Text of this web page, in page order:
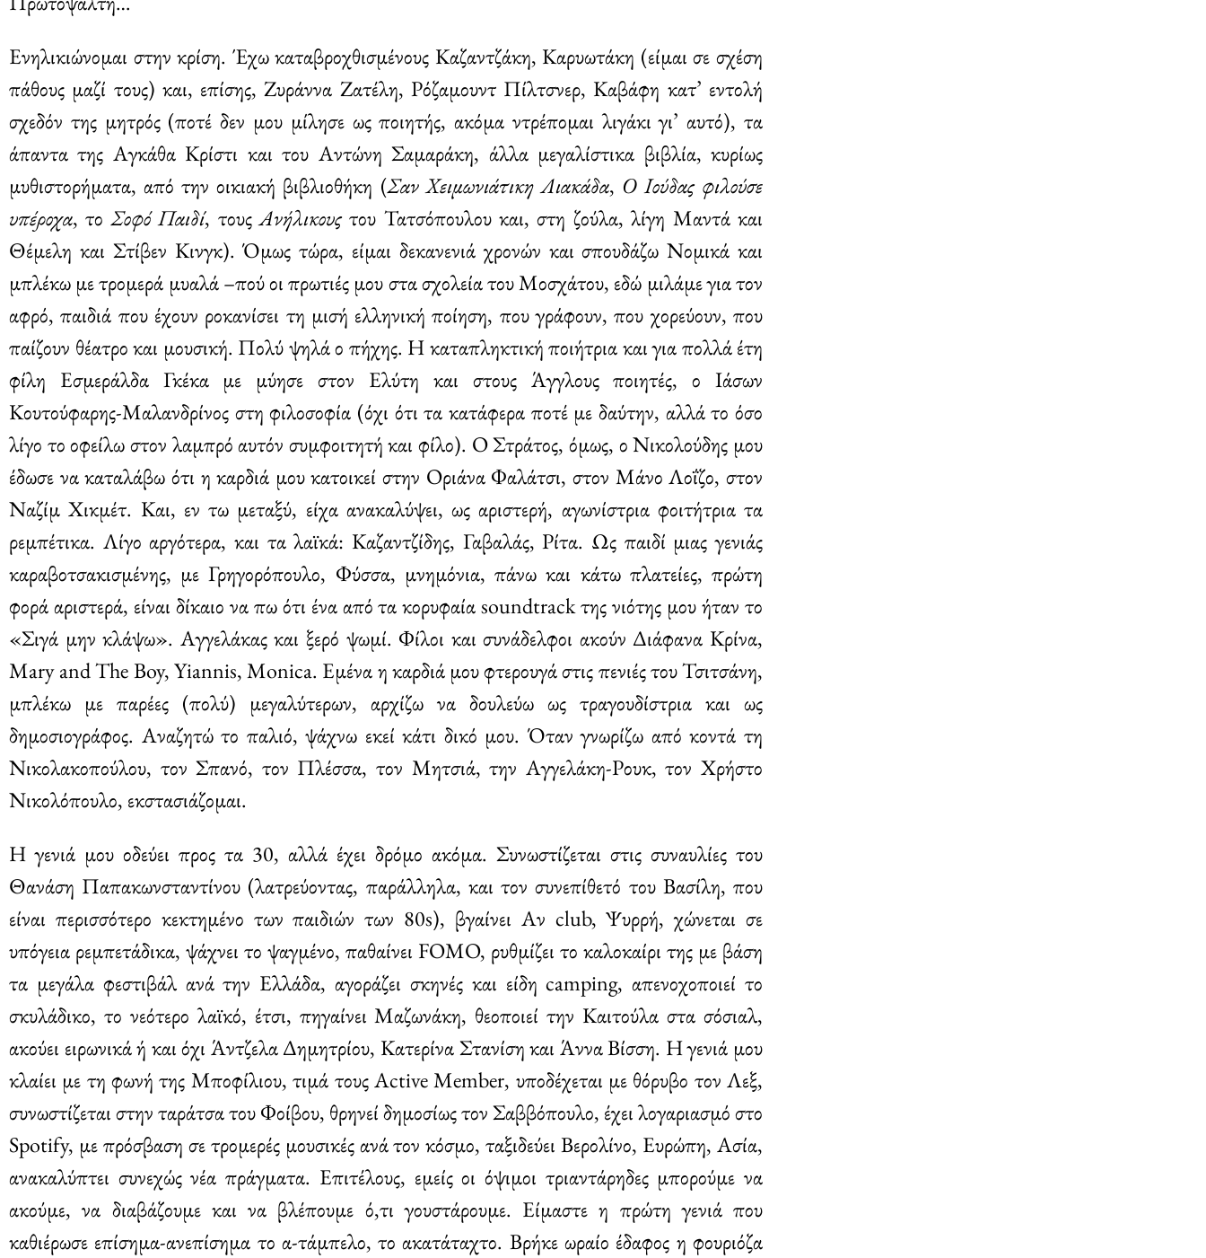
Ενηλικιώνομαι στην κρίση. Έχω καταβροχθισμένους Καζαντζάκη, Καρυωτάκη (είμαι σε σχέση
πάθους μαζί τους) και, επίσης, Ζυράννα Ζατέλη, Ρόζαμουντ Πίλτσνερ, Καβάφη κατ’ εντολή
σχεδόν της μητρός (ποτέ δεν μου μίλησε ως ποιητής, ακόμα ντρέπομαι λιγάκι γι’ αυτό), τα
άπαντα της Αγκάθα Κρίστι και του Αντώνη Σαμαράκη, άλλα μεγαλίστικα βιβλία, κυρίως
μυθιστορήματα, από την οικιακή βιβλιοθήκη (Σαν Χειμωνιάτικη Λιακάδα, Ο Ιούδας φιλούσε
υπέροχα, τοΣοφό Παιδί, τουςΑνήλικουςτου Τατσόπουλου και, στη ζούλα, λίγη Μαντά και
Θέμελη και Στίβεν Κινγκ). Όμως τώρα, είμαι δεκανενιά χρονών και σπουδάζω Νομικά και
μπλέκω με τρομερά μυαλά –πού οι πρωτιές μου στα σχολεία του Μοσχάτου, εδώ μιλάμε για τον
αφρό, παιδιά που έχουν ροκανίσει τη μισή ελληνική ποίηση, που γράφουν, που χορεύουν, που
παίζουν θέατρο και μουσική. Πολύ ψηλά ο πήχης. Η καταπληκτική ποιήτρια και για πολλά έτη
φίλη Εσμεράλδα Γκέκα με μύησε στον Ελύτη και στους Άγγλους ποιητές, ο Ιάσων
Κουτούφαρης-Μαλανδρίνος στη φιλοσοφία (όχι ότι τα κατάφερα ποτέ με δαύτην, αλλά το όσο
λίγο το οφείλω στον λαμπρό αυτόν συμφοιτητή και φίλο). Ο Στράτος, όμως, ο Νικολούδης μου
έδωσε να καταλάβω ότι η καρδιά μου κατοικεί στην Οριάνα Φαλάτσι, στον Μάνο Λοΐζο, στον
Ναζίμ Χικμέτ. Και, εν τω μεταξύ, είχα ανακαλύψει, ως αριστερή, αγωνίστρια φοιτήτρια τα
ρεμπέτικα. Λίγο αργότερα, και τα λαϊκά: Καζαντζίδης, Γαβαλάς, Ρίτα. Ως παιδί μιας γενιάς
καραβοτσακισμένης, με Γρηγορόπουλο, Φύσσα, μνημόνια, πάνω και κάτω πλατείες, πρώτη
φορά αριστερά, είναι δίκαιο να πω ότι ένα από τα κορυφαία soundtrack της νιότης μου ήταν το
«Σιγά μην κλάψω». Αγγελάκας και ξερό ψωμί. Φίλοι και συνάδελφοι ακούν Διάφανα Κρίνα,
Mary and The Boy, Yiannis, Monica. Εμένα η καρδιά μου φτερουγά στις πενιές του Τσιτσάνη,
μπλέκω με παρέες (πολύ) μεγαλύτερων, αρχίζω να δουλεύω ως τραγουδίστρια και ως
δημοσιογράφος. Αναζητώ το παλιό, ψάχνω εκεί κάτι δικό μου. Όταν γνωρίζω από κοντά τη
Νικολακοπούλου, τον Σπανό, τον Πλέσσα, τον Μητσιά, την Αγγελάκη-Ρουκ, τον Χρήστο
Νικολόπουλο, εκστασιάζομαι.
Η γενιά μου οδεύει προς τα 30, αλλά έχει δρόμο ακόμα. Συνωστίζεται στις συναυλίες του
Θανάση Παπακωνσταντίνου (λατρεύοντας, παράλληλα, και τον συνεπίθετό του Βασίλη, που
είναι περισσότερο κεκτημένο των παιδιών των 80s), βγαίνει Αν club, Ψυρρή, χώνεται σε
υπόγεια ρεμπετάδικα, ψάχνει το ψαγμένο, παθαίνει FOMO, ρυθμίζει το καλοκαίρι της με βάση
τα μεγάλα φεστιβάλ ανά την Ελλάδα, αγοράζει σκηνές και είδη camping, απενοχοποιεί το
σκυλάδικο, το νεότερο λαϊκό, έτσι, πηγαίνει Μαζωνάκη, θεοποιεί την Καιτούλα στα σόσιαλ,
ακούει ειρωνικά ή και όχι Άντζελα Δημητρίου, Κατερίνα Στανίση και Άννα Βίσση. Η γενιά μου
κλαίει με τη φωνή της Μποφίλιου, τιμά τους Active Member, υποδέχεται με θόρυβο τον Λεξ,
συνωστίζεται στην ταράτσα του Φοίβου, θρηνεί δημοσίως τον Σαββόπουλο, έχει λογαριασμό στο
Spotify, με πρόσβαση σε τρομερές μουσικές ανά τον κόσμο, ταξιδεύει Βερολίνο, Ευρώπη, Ασία,
ανακαλύπτει συνεχώς νέα πράγματα. Επιτέλους, εμείς οι όψιμοι τριαντάρηδες μπορούμε να
ακούμε, να διαβάζουμε και να βλέπουμε ό,τι γουστάρουμε. Είμαστε η πρώτη γενιά που
καθιέρωσε επίσημα-ανεπίσημα το α-τάμπελο, το ακατάταχτο. Βρήκε ωραίο έδαφος η φουριόζα